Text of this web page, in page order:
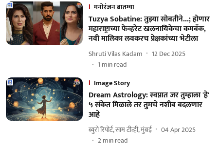
मनोरंजन बातम्या
Tuzya Sobatine: तुझ्या सोबतीने...; होणार
महाराष्ट्राच्या फेव्हरेट खलनायिकेचा कमबॅक,
नवी मालिका लवकरच प्रेक्षकांच्या भेटीला
Shruti Vilas Kadam
12 Dec 2025
1 min read
Image Story
Dream Astrology: स्वप्नात जर तुम्हाला 'हे'
५ संकेत मिळाले तर तुमचे नशीब बदलणार
आहे
ब्युरो रिपोर्ट, साम टीव्ही, मुंबई
04 Apr 2025
2min read